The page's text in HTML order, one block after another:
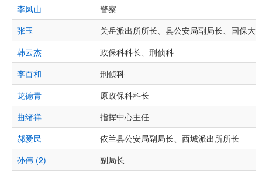
李凤山
警察
张玉
关岳派出所所长、县公安局副局长、国保大
韩云杰
政保科科长、刑侦科
李百和
刑侦科
龙德青
原政保科科长
曲绪祥
指挥中心主任
郝爱民
依兰县公安局副局长、西城派出所所长
孙伟 (2)
副局长